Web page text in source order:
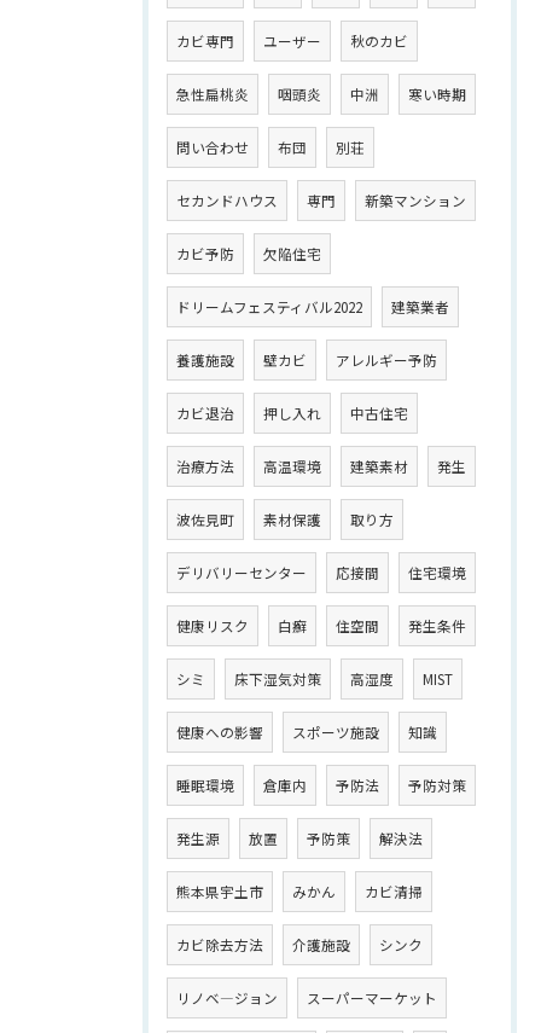
カビ専門 ユーザー 秋のカビ
急性扁桃炎 咽頭炎 中洲 寒い時期
問い合わせ 布団 別荘
セカンドハウス 専門 新築マンション
カビ予防 欠陥住宅
ドリームフェスティバル2022 建築業者
養護施設 壁カビ アレルギー予防
カビ退治 押し入れ 中古住宅
治療方法 高温環境 建築素材 発生
波佐見町 素材保護 取り方
デリバリーセンター 応接間 住宅環境
健康リスク 白癬 住空間 発生条件
シミ 床下湿気対策 高湿度 MIST
健康への影響 スポーツ施設 知識
睡眠環境 倉庫内 予防法 予防対策
発生源 放置 予防策 解決法
熊本県宇土市 みかん カビ清掃
カビ除去方法 介護施設 シンク
リノベ―ジョン スーパーマーケット